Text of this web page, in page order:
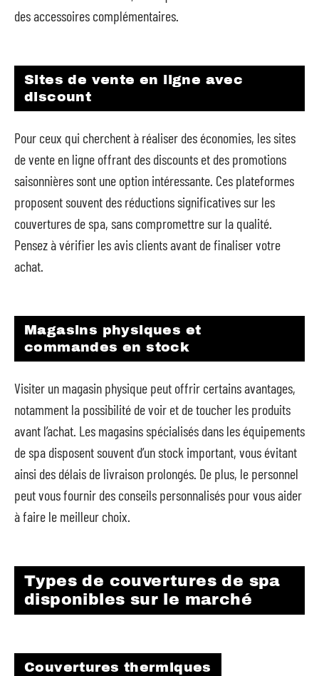
des accessoires complémentaires.
Sites de vente en ligne avec
discount
Pour ceux qui cherchent à réaliser des économies, les sites
de vente en ligne offrant des discounts et des promotions
saisonnières sont une option intéressante. Ces plateformes
proposent souvent des réductions significatives sur les
couvertures de spa, sans compromettre sur la qualité.
Pensez à vérifier les avis clients avant de finaliser votre
achat.
Magasins physiques et
commandes en stock
Visiter un magasin physique peut offrir certains avantages,
notamment la possibilité de voir et de toucher les produits
avant l’achat. Les magasins spécialisés dans les équipements
de spa disposent souvent d’un stock important, vous évitant
ainsi des délais de livraison prolongés. De plus, le personnel
peut vous fournir des conseils personnalisés pour vous aider
à faire le meilleur choix.
Types de couvertures de spa
disponibles sur le marché
Couvertures thermiques